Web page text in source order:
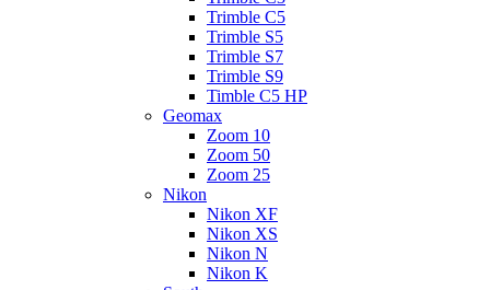
Trimble C5
Trimble S5
Trimble S7
Trimble S9
Timble C5 HP
Geomax
Zoom 10
Zoom 50
Zoom 25
Nikon
Nikon XF
Nikon XS
Nikon N
Nikon K